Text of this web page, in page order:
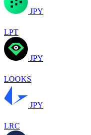
JPY
LPT
JPY
LOOKS
JPY
LRC